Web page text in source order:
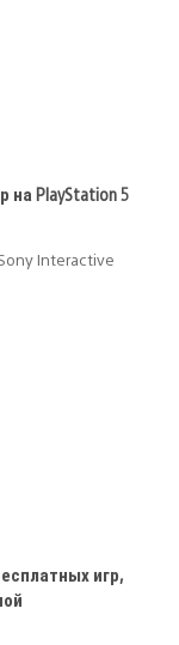
на PlayStation 5
Interactive
игр,